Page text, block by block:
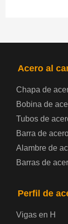
Chapa de
Placa de
presión
Acero al
Chapa de
Bobina de
Tubos de
Barra de
Alambre de
Barras de
Perfil de
Vigas en H